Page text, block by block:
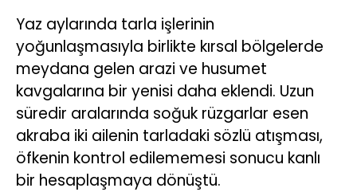
Yaz aylarında tarla işlerinin
yoğunlaşmasıyla birlikte kırsal bölgelerde
meydana gelen arazi ve husumet
kavgalarına bir yenisi daha eklendi. Uzun
süredir aralarında soğuk rüzgarlar esen
akraba iki ailenin tarladaki sözlü atışması,
öfkenin kontrol edilememesi sonucu kanlı
bir hesaplaşmaya dönüştü.